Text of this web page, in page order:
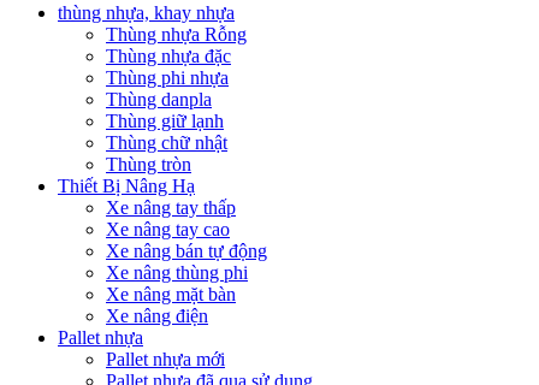
thùng nhựa, khay nhựa
Thùng nhựa Rỗng
Thùng nhựa đặc
Thùng phi nhựa
Thùng danpla
Thùng giữ lạnh
Thùng chữ nhật
Thùng tròn
Thiết Bị Nâng Hạ
Xe nâng tay thấp
Xe nâng tay cao
Xe nâng bán tự động
Xe nâng thùng phi
Xe nâng mặt bàn
Xe nâng điện
Pallet nhựa
Pallet nhựa mới
Pallet nhựa đã qua sử dụng